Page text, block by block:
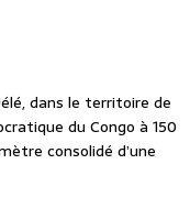
dans le territoire de
du Congo à 150
consolidé d’une